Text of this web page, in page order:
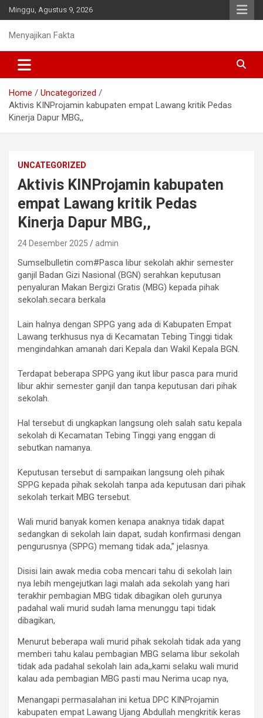
Skip
to
content
Minggu, Agustus 9, 2026
Menyajikan Fakta
Home
Uncategorized
Aktivis KINProjamin kabupaten empat Lawang kritik Pedas
Kinerja Dapur MBG,,
UNCATEGORIZED
Aktivis KINProjamin kabupaten
empat Lawang kritik Pedas
Kinerja Dapur MBG,,
24 Desember 2025 admin
Sumselbulletin com#Pasca libur sekolah akhir semester
ganjil Badan Gizi Nasional (BGN) serahkan keputusan
penyaluran Makan Bergizi Gratis (MBG) kepada pihak
sekolah.secara berkala
‎Lain halnya dengan SPPG yang ada di Kabupaten Empat
Lawang terkhusus nya di Kecamatan Tebing Tinggi tidak
mengindahkan amanah dari Kepala dan Wakil Kepala BGN.
‎Terdapat beberapa SPPG yang ikut libur pasca para murid
libur akhir semester ganjil dan tanpa keputusan dari pihak
sekolah.
‎Hal tersebut di ungkapkan langsung oleh salah satu kepala
sekolah di Kecamatan Tebing Tinggi yang enggan di
sebutkan namanya.
‎Keputusan tersebut di sampaikan langsung oleh pihak
SPPG kepada pihak sekolah tanpa ada keputusan dari pihak
sekolah terkait MBG tersebut.
Wali murid banyak komen kenapa anaknya tidak dapat
sedangkan di sekolah lain dapat, sudah konfirmasi dengan
pengurusnya (SPPG) memang tidak ada,” jelasnya.
‎Disisi lain awak media coba mencari tahu di sekolah lain
nya lebih mengejutkan lagi malah ada sekolah yang hari
terakhir pembagian MBG tidak dibagikan oleh gurunya
padahal wali murid sudah lama menunggu tapi tidak
dibagikan,
Menurut beberapa wali murid pihak sekolah tidak ada yang
memberi tahu kalau pembagian MBG selama libur sekolah
tidak ada padahal sekolah lain ada,,kami selaku wali murid
kalau ada pembagian MBG pasti mau Nerima ucap nya,
Menangapi permasalahan ini ketua DPC KINProjamin
kabupaten empat Lawang Ujang Abdullah mengkritik keras